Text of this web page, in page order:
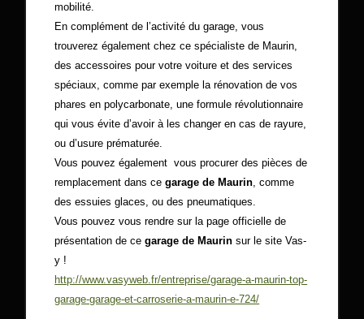
mobilité.
En complément de l’activité du garage, vous
trouverez également chez ce spécialiste de Maurin,
des accessoires pour votre voiture et des services
spéciaux, comme par exemple la rénovation de vos
phares en polycarbonate, une formule révolutionnaire
qui vous évite d’avoir à les changer en cas de rayure,
ou d’usure prématurée.
Vous pouvez également vous procurer des pièces de
remplacement dans cegarage de Maurin, comme
des essuies glaces, ou des pneumatiques.
Vous pouvez vous rendre sur la page officielle de
présentation de cegarage de Maurin sur le site Vas-
y !
http://www.vasyweb.fr/entreprise/garage-a-maurin-top-
garage-garage-et-carroserie-a-maurin-e-724/